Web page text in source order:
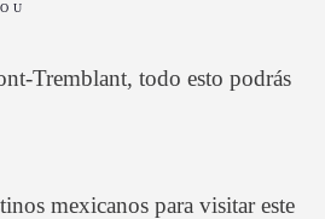
Tremblant, todo esto podrás
mexicanos para visitar este